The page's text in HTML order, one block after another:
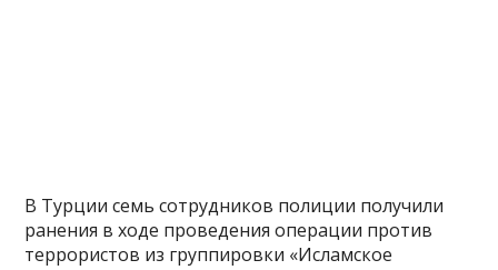
В Турции семь сотрудников полиции получили
ранения в ходе проведения операции против
террористов из группировки «Исламское